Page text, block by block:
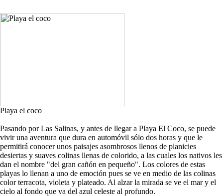
Playa el coco
Pasando por Las Salinas, y antes de llegar a Playa El Coco, se puede
vivir una aventura que dura en automóvil sólo dos horas y que le
permitirá conocer unos paisajes asombrosos llenos de planicies
desiertas y suaves colinas llenas de colorido, a las cuales los nativos les
dan el nombre "del gran cañón en pequeño". Los colores de estas
playas lo llenan a uno de emoción pues se ve en medio de las colinas
color terracota, violeta y plateado. Al alzar la mirada se ve el mar y el
cielo al fondo que va del azul celeste al profundo.